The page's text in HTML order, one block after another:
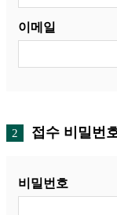
이메일
2 접수 비밀번
비밀번호